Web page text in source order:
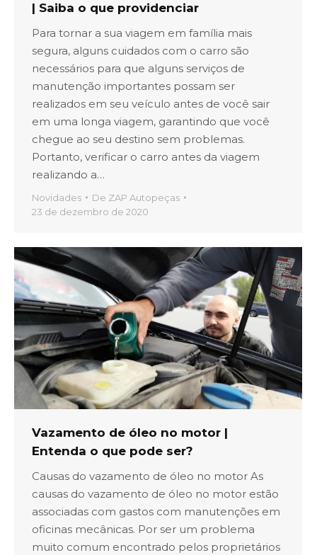
| Saiba o que providenciar
Para tornar a sua viagem em família mais
segura, alguns cuidados com o carro são
necessários para que alguns serviços de
manutenção importantes possam ser
realizados em seu veículo antes de você sair
em uma longa viagem, garantindo que você
chegue ao seu destino sem problemas.
Portanto, verificar o carro antes da viagem
realizando a…
Novidades De ZAP Autopeças
23 de dezembro de 2020
Vazamento de óleo no motor |
Entenda o que pode ser?
Causas do vazamento de óleo no motor As
causas do vazamento de óleo no motor estão
associadas com gastos com manutenções em
oficinas mecânicas. Por ser um problema
muito comum encontrado pelos proprietários